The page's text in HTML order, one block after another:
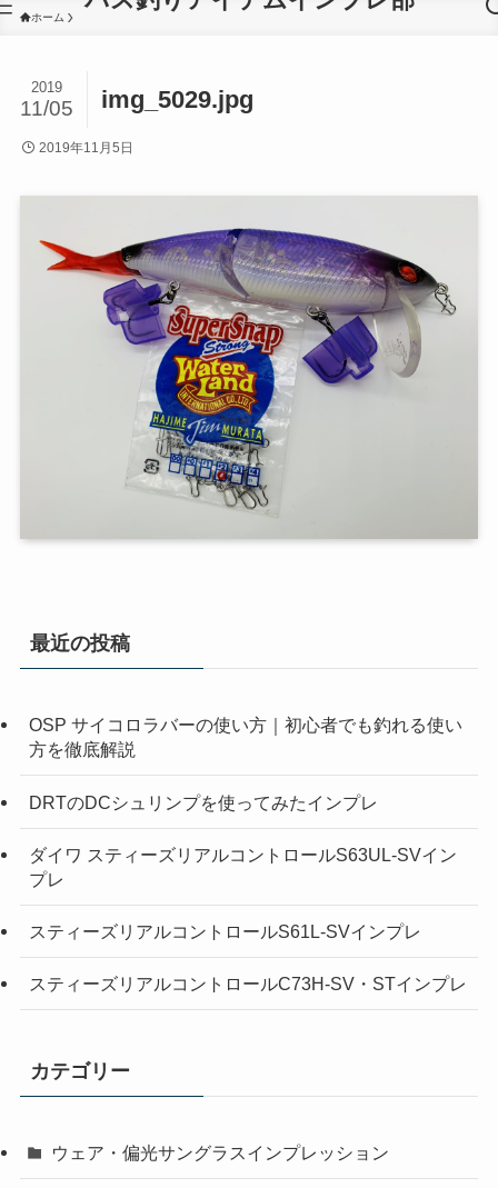
ホーム
img_5029.jpg
2019
11/05
2019年11月5日
最近の投稿
OSP サイコロラバーの使い方｜初心者でも釣れる使い
方を徹底解説
DRTのDCシュリンプを使ってみたインプレ
ダイワ スティーズリアルコントロールS63UL-SVイン
プレ
スティーズリアルコントロールS61L-SVインプレ
スティーズリアルコントロールC73H-SV・STインプレ
カテゴリー
ウェア・偏光サングラスインプレッション